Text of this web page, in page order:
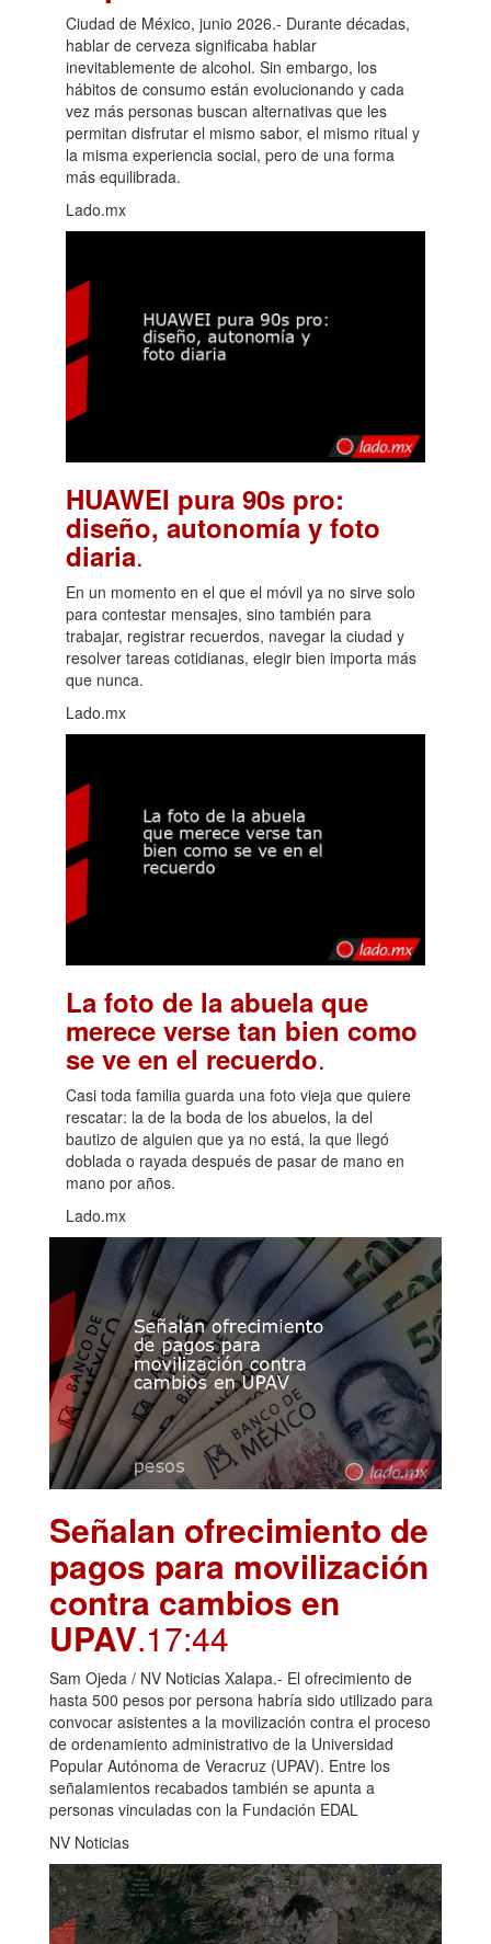
Ciudad de México, junio 2026.- Durante décadas,
hablar de cerveza significaba hablar
inevitablemente de alcohol. Sin embargo, los
hábitos de consumo están evolucionando y cada
vez más personas buscan alternativas que les
permitan disfrutar el mismo sabor, el mismo ritual y
la misma experiencia social, pero de una forma
más equilibrada.
Lado.mx
HUAWEI pura 90s pro:
diseño, autonomía y foto
diaria.
En un momento en el que el móvil ya no sirve solo
para contestar mensajes, sino también para
trabajar, registrar recuerdos, navegar la ciudad y
resolver tareas cotidianas, elegir bien importa más
que nunca.
Lado.mx
La foto de la abuela que
merece verse tan bien como
se ve en el recuerdo.
Casi toda familia guarda una foto vieja que quiere
rescatar: la de la boda de los abuelos, la del
bautizo de alguien que ya no está, la que llegó
doblada o rayada después de pasar de mano en
mano por años.
Lado.mx
Señalan ofrecimiento de
pagos para movilización
contra cambios en
UPAV.17:44
Sam Ojeda / NV Noticias Xalapa.- El ofrecimiento de
hasta 500 pesos por persona habría sido utilizado para
convocar asistentes a la movilización contra el proceso
de ordenamiento administrativo de la Universidad
Popular Autónoma de Veracruz (UPAV). Entre los
señalamientos recabados también se apunta a
personas vinculadas con la Fundación EDAL
NV Noticias